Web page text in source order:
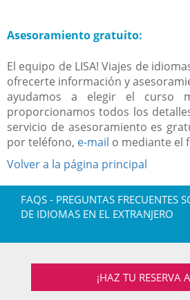
Asesoramiento gratuito:
El equipo de LISA! Viajes de
ofrecerte información y
ayudamos a elegir el curso
proporcionamos todos los
servicio de asesoramiento es
por teléfono, e-mail o mediante el
Volver a la página principal
FAQS - PREGUNTAS FRECUENTES
DE IDIOMAS EN EL EXTRANJERO
¡HAZ TU RESERVA